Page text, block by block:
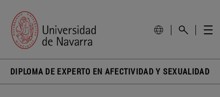
DIPLOMA DE EXPERTO EN AFECTIVIDAD Y SEXUALIDAD